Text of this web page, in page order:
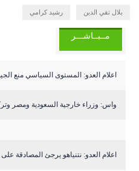
بلال تقي الدين رشيد كرامي
مــبــاشـــر
اعلام العدو: المستوى السياسي منع
واس: وزراء خارجية السعودية ومصر
اعلام العدو: نتنياهو يرجئ المصادقة على